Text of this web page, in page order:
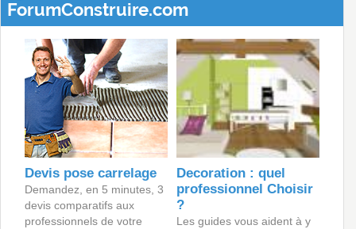
ForumConstruire.com
Devis pose carrelage
Demandez, en 5 minutes, 3
devis comparatifs aux
professionnels de votre
Decoration : quel
professionnel Choisir
?
Les guides vous aident à y